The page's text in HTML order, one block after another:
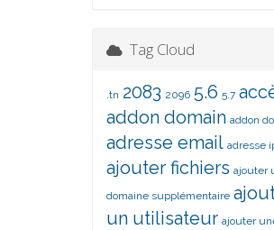
Tag Cloud
.tn 2083 2096 5.6 5.7
addon domain addon
adresse email adresse
ajouter fichiers ajouter
domaine supplémentaire
un utilisateur ajouter